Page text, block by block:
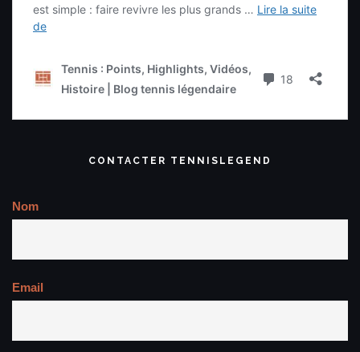
CONTACTER TENNISLEGEND
Nom
Email